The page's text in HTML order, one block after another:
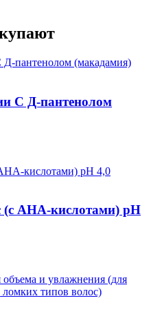
С Д-пантенолом
(с АНА-кислотами) рН